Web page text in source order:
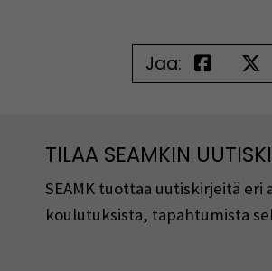
Jaa:
TILAA SEAMKIN
SEAMK tuottaa uutiskirjeitä eri
koulutuksista, tapahtumista